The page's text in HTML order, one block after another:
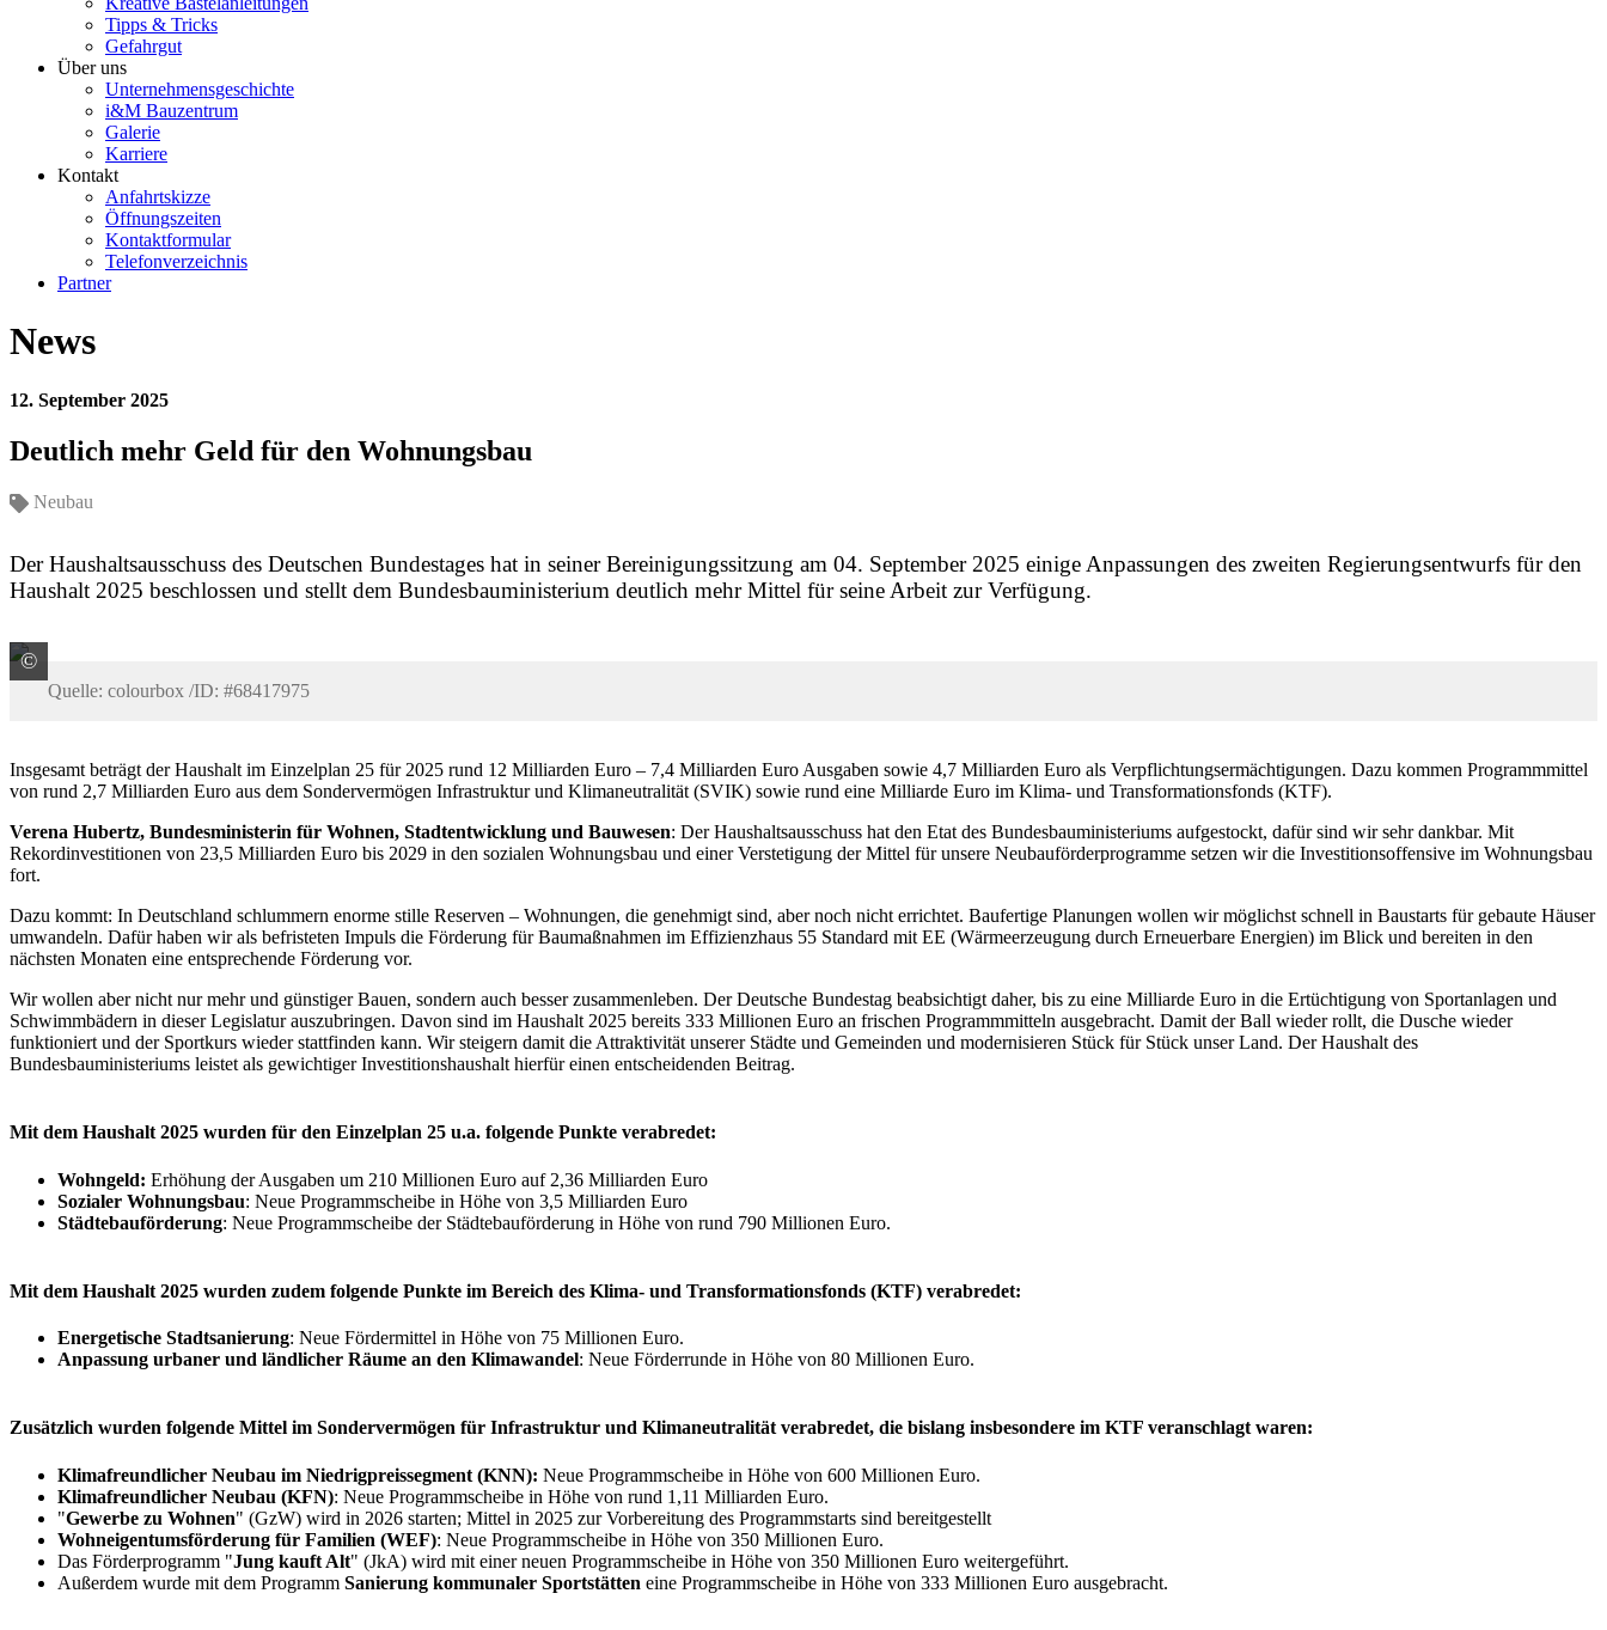
Tipps & Tricks
Gefahrgut
Über uns
Unternehmensgeschichte
i&M Bauzentrum
Galerie
Karriere
Kontakt
Anfahrtskizze
Öffnungszeiten
Kontaktformular
Telefonverzeichnis
Partner
News
12. September 2025
Deutlich mehr Geld für den Wohnungsbau
Neubau
Der Haushaltsausschuss des Deutschen Bundestages hat in seiner Bereinigungssitzung am 04. September 2025 einige Anpassungen des zweiten Regierungsentwurfs für den
Haushalt 2025 beschlossen und stellt dem Bundesbauministerium deutlich mehr Mittel für seine Arbeit zur Verfügung.
©
Quelle: colourbox /ID: #68417975
Insgesamt beträgt der Haushalt im Einzelplan 25 für 2025 rund 12 Milliarden Euro – 7,4 Milliarden Euro Ausgaben sowie 4,7 Milliarden Euro als Verpflichtungsermächtigungen. Dazu kommen Programmmittel
von rund 2,7 Milliarden Euro aus dem Sondervermögen Infrastruktur und Klimaneutralität (SVIK) sowie rund eine Milliarde Euro im Klima- und Transformationsfonds (KTF).
Verena Hubertz, Bundesministerin für Wohnen, Stadtentwicklung und Bauwesen: Der Haushaltsausschuss hat den Etat des Bundesbauministeriums aufgestockt, dafür sind wir sehr dankbar. Mit
Rekordinvestitionen von 23,5 Milliarden Euro bis 2029 in den sozialen Wohnungsbau und einer Verstetigung der Mittel für unsere Neubauförderprogramme setzen wir die Investitionsoffensive im Wohnungsbau
fort.
Dazu kommt: In Deutschland schlummern enorme stille Reserven – Wohnungen, die genehmigt sind, aber noch nicht errichtet. Baufertige Planungen wollen wir möglichst schnell in Baustarts für gebaute Häuser
umwandeln. Dafür haben wir als befristeten Impuls die Förderung für Baumaßnahmen im Effizienzhaus 55 Standard mit EE (Wärmeerzeugung durch Erneuerbare Energien) im Blick und bereiten in den
nächsten Monaten eine entsprechende Förderung vor.
Wir wollen aber nicht nur mehr und günstiger Bauen, sondern auch besser zusammenleben. Der Deutsche Bundestag beabsichtigt daher, bis zu eine Milliarde Euro in die Ertüchtigung von Sportanlagen und
Schwimmbädern in dieser Legislatur auszubringen. Davon sind im Haushalt 2025 bereits 333 Millionen Euro an frischen Programmmitteln ausgebracht. Damit der Ball wieder rollt, die Dusche wieder
funktioniert und der Sportkurs wieder stattfinden kann. Wir steigern damit die Attraktivität unserer Städte und Gemeinden und modernisieren Stück für Stück unser Land. Der Haushalt des
Bundesbauministeriums leistet als gewichtiger Investitionshaushalt hierfür einen entscheidenden Beitrag.
Mit dem Haushalt 2025 wurden für den Einzelplan 25 u.a. folgende Punkte verabredet:
Wohngeld: Erhöhung der Ausgaben um 210 Millionen Euro auf 2,36 Milliarden Euro
Sozialer Wohnungsbau: Neue Programmscheibe in Höhe von 3,5 Milliarden Euro
Städtebauförderung: Neue Programmscheibe der Städtebauförderung in Höhe von rund 790 Millionen Euro.
Mit dem Haushalt 2025 wurden zudem folgende Punkte im Bereich des Klima- und Transformationsfonds (KTF) verabredet:
Energetische Stadtsanierung: Neue Fördermittel in Höhe von 75 Millionen Euro.
Anpassung urbaner und ländlicher Räume an den Klimawandel: Neue Förderrunde in Höhe von 80 Millionen Euro.
Zusätzlich wurden folgende Mittel im Sondervermögen für Infrastruktur und Klimaneutralität verabredet, die bislang insbesondere im KTF veranschlagt waren:
Klimafreundlicher Neubau im Niedrigpreissegment (KNN): Neue Programmscheibe in Höhe von 600 Millionen Euro.
Klimafreundlicher Neubau (KFN): Neue Programmscheibe in Höhe von rund 1,11 Milliarden Euro.
"Gewerbe zu Wohnen" (GzW) wird in 2026 starten; Mittel in 2025 zur Vorbereitung des Programmstarts sind bereitgestellt
Wohneigentumsförderung für Familien (WEF): Neue Programmscheibe in Höhe von 350 Millionen Euro.
Das Förderprogramm "Jung kauft Alt" (JkA) wird mit einer neuen Programmscheibe in Höhe von 350 Millionen Euro weitergeführt.
Außerdem wurde mit dem Programm Sanierung kommunaler Sportstätten eine Programmscheibe in Höhe von 333 Millionen Euro ausgebracht.